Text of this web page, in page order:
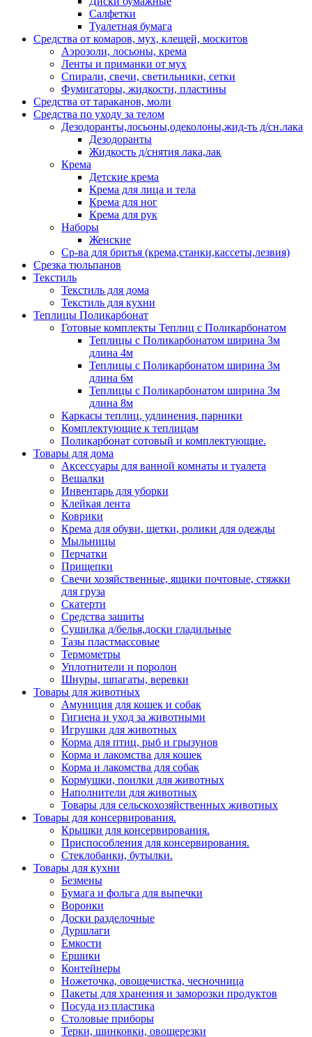
Салфетки
Туалетная бумага
Средства от комаров, мух, клещей, москитов
Аэрозоли, лосьоны, крема
Ленты и приманки от мух
Спирали, свечи, светильники, сетки
Фумигаторы, жидкости, пластины
Средства от тараканов, моли
Средства по уходу за телом
Дезодоранты,лосьоны,одеколоны,жид-ть д/сн.лака
Дезодоранты
Жидкость д/снятия лака,лак
Крема
Детские крема
Крема для лица и тела
Крема для ног
Крема для рук
Наборы
Женские
Ср-ва для бритья (крема,станки,кассеты,лезвия)
Срезка тюльпанов
Текстиль
Текстиль для дома
Текстиль для кухни
Теплицы Поликарбонат
Готовые комплекты Теплиц с Поликарбонатом
Теплицы с Поликарбонатом ширина 3м
длина 4м
Теплицы с Поликарбонатом ширина 3м
длина 6м
Теплицы с Поликарбонатом ширина 3м
длина 8м
Каркасы теплиц, удлинения, парники
Комплектующие к теплицам
Поликарбонат сотовый и комплектующие.
Товары для дома
Аксессуары для ванной комнаты и туалета
Вешалки
Инвентарь для уборки
Клейкая лента
Коврики
Крема для обуви, щетки, ролики для одежды
Мыльницы
Перчатки
Прищепки
Свечи хозяйственные, ящики почтовые, стяжки
для груза
Скатерти
Средства защиты
Сушилка д/белья,доски гладильные
Тазы пластмассовые
Термометры
Уплотнители и поролон
Шнуры, шпагаты, веревки
Товары для животных
Амуниция для кошек и собак
Гигиена и уход за животными
Игрушки для животных
Корма для птиц, рыб и грызунов
Корма и лакомства для кошек
Корма и лакомства для собак
Кормушки, поилки для животных
Наполнители для животных
Товары для сельскохозяйственных животных
Товары для консервирования.
Крышки для консервирования.
Приспособления для консервирования.
Стеклобанки, бутылки.
Товары для кухни
Безмены
Бумага и фольга для выпечки
Воронки
Доски разделочные
Дуршлаги
Емкости
Ершики
Контейнеры
Ножеточка, овощечистка, чесночница
Пакеты для хранения и заморозки продуктов
Посуда из пластика
Столовые приборы
Терки, шинковки, овощерезки